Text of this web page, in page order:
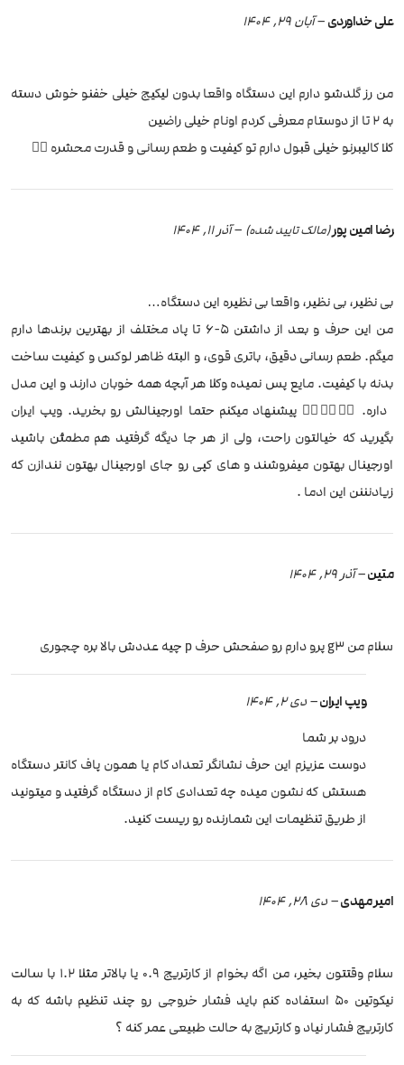
علی خداوردی–آبان 29, 1404
من رز گلدشو دارم این دستگاه واقعا بدون لیکیج خیلی خفنو خوش دسته
به ۲ تا از دوستام معرفی کردم اونام خیلی راضین
کلا کالیبرنو خیلی قبول دارم تو کیفیت و طعم رسانی و قدرت محشره 👌🏽
رضا امین پور(مالک تایید شده) –آذر 11, 1404
بی نظیر، بی نظیر، واقعا بی نظیره این دستگاه…
من این حرف و بعد از داشتن ۵-۶ تا پاد مختلف از بهترین برندها دارم
میگم. طعم رسانی دقیق، باتری قوی، و البته ظاهر لوکس و کیفیت ساخت
بدنه با کیفیت. مایع پس نمیده و‌کلا هر آبچه همه خوبان دارند و این مدل
داره. 👌🏻👌🏻👌🏻 پیشنهاد میکنم حتما اورجینالش رو بخرید. ویپ ایران
بگیرید که خیالتون راحت، ولی از هر جا دیگه گرفتید هم مطمئن باشید
اورجینال بهتون میفروشند و های کپی رو جای اورجینال بهتون نندازن که
زیادنننن این ادما .
متین–آذر 29, 1404
سلام من g3 پرو دارم رو صفحش حرف p چیه عددش بالا بره چجوری
ویپ ایران– دی 2, 1404
درود بر شما
دوست عزیزم این حرف نشانگر تعداد کام یا همون پاف کانتر دستگاه
هستش که نشون میده چه تعدادی کام از دستگاه گرفتید و میتونید
از طریق تنظیمات این شمارنده رو ریست کنید.
امیر مهدی– دی 28, 1404
سلام وقتتون بخیر، من اگه‌ بخوام از کارتریج ۰.۹ یا بالاتر مثلا ۱.۲ با سالت
نیکوتین ۵۰ استفاده کنم باید فشار خروجی رو چند تنظیم باشه که به
کارتریج فشار نیاد و کارتریج به حالت طبیعی عمر کنه ؟